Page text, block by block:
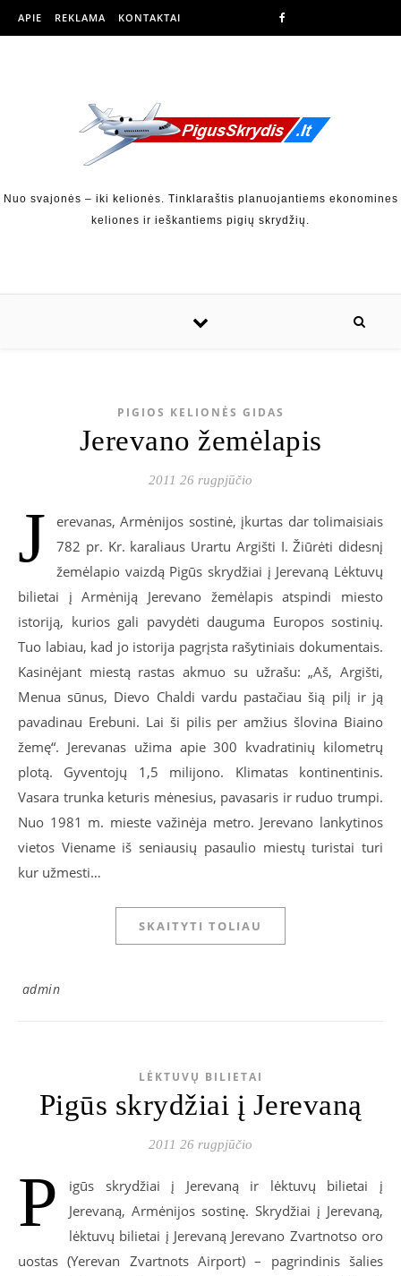
APIE REKLAMA KONTAKTAI
Nuo svajonės – iki kelionės. Tinklaraštis planuojantiems ekonomines
keliones ir ieškantiems pigių skrydžių.
PIGIOS KELIONĖS GIDAS
Jerevano žemėlapis
2011 26 rugpjūčio
J
erevanas, Armėnijos sostinė, įkurtas dar tolimaisiais
782 pr. Kr. karaliaus Urartu Argišti I. Žiūrėti didesnį
žemėlapio vaizdą Pigūs skrydžiai į Jerevaną Lėktuvų
bilietai į Armėniją Jerevano žemėlapis atspindi miesto
istoriją, kurios gali pavydėti dauguma Europos sostinių.
Tuo labiau, kad jo istorija pagrįsta rašytiniais dokumentais.
Kasinėjant miestą rastas akmuo su užrašu: „Aš, Argišti,
Menua sūnus, Dievo Chaldi vardu pastačiau šią pilį ir ją
pavadinau Erebuni. Lai ši pilis per amžius šlovina Biaino
žemę“. Jerevanas užima apie 300 kvadratinių kilometrų
plotą. Gyventojų 1,5 milijono. Klimatas kontinentinis.
Vasara trunka keturis mėnesius, pavasaris ir ruduo trumpi.
Nuo 1981 m. mieste važinėja metro. Jerevano lankytinos
vietos Viename iš seniausių pasaulio miestų turistai turi
kur užmesti…
SKAITYTI TOLIAU
admin
LĖKTUVŲ BILIETAI
Pigūs skrydžiai į Jerevaną
2011 26 rugpjūčio
P
igūs skrydžiai į Jerevaną ir lėktuvų bilietai į
Jerevaną, Armėnijos sostinę. Skrydžiai į Jerevaną,
lėktuvų bilietai į Jerevaną Jerevano Zvartnotso oro
uostas (Yerevan Zvartnots Airport) – pagrindinis šalies